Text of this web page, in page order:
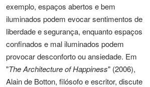
exemplo, espaços abertos e bem
iluminados podem evocar sentimentos de
liberdade e segurança, enquanto espaços
confinados e mal iluminados podem
provocar desconforto ou ansiedade. Em
"The Architecture of Happiness" (2006),
Alain de Botton, filósofo e escritor, discute